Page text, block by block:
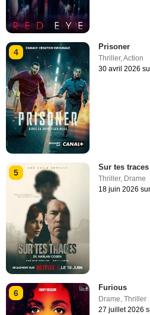
4
Prisoner
Thriller,Action
30 avril 2026
5
Sur tes traces
Thriller, Drame
18 juin 2026
6
Furious
Drame,Thriller
27 juillet 2026